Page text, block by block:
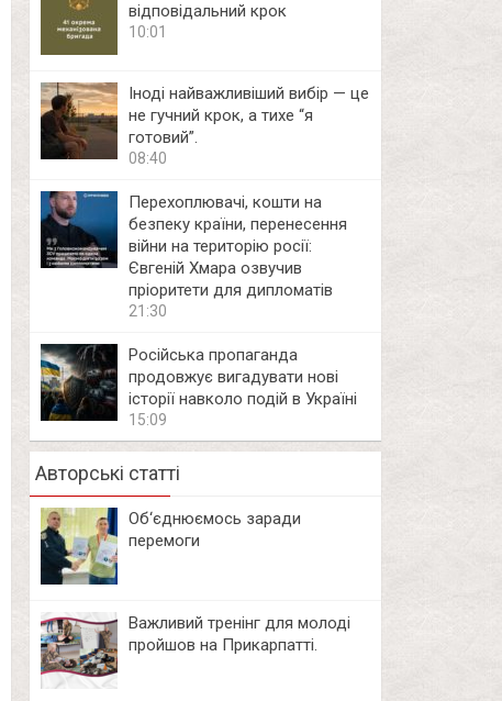
відповідальний крок
10:01
Іноді найважливіший вибір — це
не гучний крок, а тихе “я
готовий”.
08:40
Перехоплювачі, кошти на
безпеку країни, перенесення
війни на територію росії:
Євгеній Хмара озвучив
пріоритети для дипломатів
21:30
Російська пропаганда
продовжує вигадувати нові
історії навколо подій в Україні
15:09
Авторські статті
Об‘єднюємось заради
перемоги
Важливий тренінг для молоді
пройшов на Прикарпатті.